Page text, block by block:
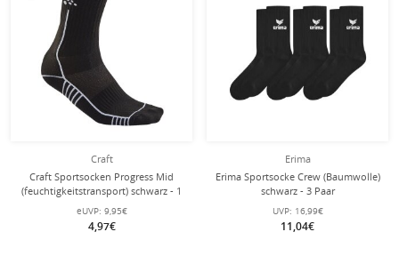
Craft
Craft Sportsocken Progress Mid
(feuchtigkeitstransport) schwarz - 1
Paar
eUVP: 9,95€
4,97€
Erima
Erima Sportsocke Crew (Baumwolle)
schwarz - 3 Paar
UVP: 16,99€
11,04€